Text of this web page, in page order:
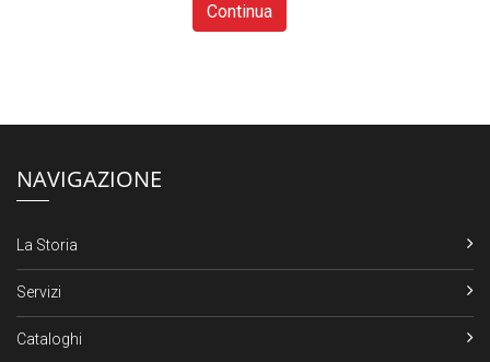
Continua
NAVIGAZIONE
La Storia
Servizi
Cataloghi